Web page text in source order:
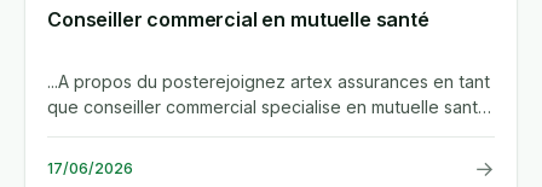
Conseiller commercial en mutuelle santé
...A propos du posterejoignez artex assurances en tant
que conseiller commercial specialise en mutuelle sante.
vous...
17/06/2026 →